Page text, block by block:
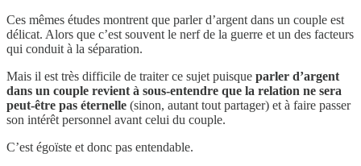
Ces mêmes études montrent que parler d’argent dans un couple est
délicat. Alors que c’est souvent le nerf de la guerre et un des facteurs
qui conduit à la séparation.
Mais il est très difficile de traiter ce sujet puisque parler d’argent
dans un couple revient à sous-entendre que la relation ne sera
peut-être pas éternelle (sinon, autant tout partager) et à faire passer
son intérêt personnel avant celui du couple.
C’est égoïste et donc pas entendable.